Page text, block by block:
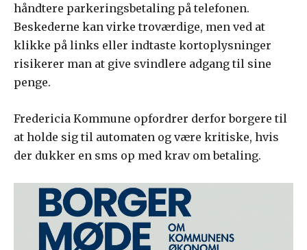
håndtere parkeringsbetaling på telefonen.
Beskederne kan virke troværdige, men ved at
klikke på links eller indtaste kortoplysninger
risikerer man at give svindlere adgang til sine
penge.
Fredericia Kommune opfordrer derfor borgere til
at holde sig til automaten og være kritiske, hvis
der dukker en sms op med krav om betaling.